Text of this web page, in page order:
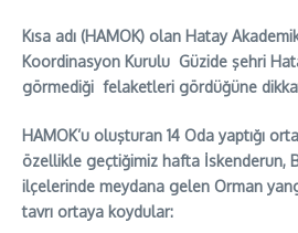
Kısa adı (HAMOK) olan Hatay
Koordinasyon Kurulu Güzide şehri
görmediği felaketleri gördüğüne
HAMOK’u oluşturan 14 Oda yaptığı
özellikle geçtiğimiz hafta İskenderun,
ilçelerinde meydana gelen Orman
tavrı ortaya koydular: